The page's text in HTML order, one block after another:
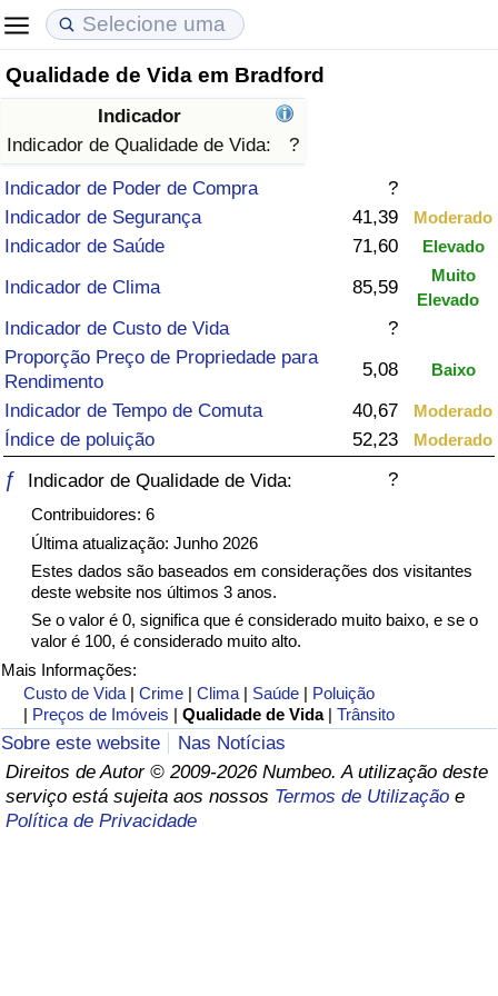
Qualidade de Vida em Bradford
Indicador
Indicador de Qualidade de Vida:
?
Indicador de Poder de Compra
?
Indicador de Segurança
41,39 Moderado
Indicador de Saúde 71,60 Elevado
Indicador de Clima 85,59
Muito
Elevado
Indicador de Custo de Vida
?
Proporção Preço de Propriedade para
Rendimento
5,08 Baixo
Indicador de Tempo de Comuta 40,67 Moderado
Índice de poluição 52,23 Moderado
ƒ Indicador de Qualidade de Vida: ?
Contribuidores: 6
Última atualização: Junho 2026
Estes dados são baseados em considerações dos visitantes
deste website nos últimos 3 anos.
Se o valor é 0, significa que é considerado muito baixo, e se o
valor é 100, é considerado muito alto.
Mais Informações:
Custo de Vida |Crime |Clima | Saúde | Poluição
| Preços de Imóveis |Qualidade de Vida |Trânsito
Sobre este website
Nas Notícias
Direitos de Autor © 2009-2026 Numbeo. A utilização deste
serviço está sujeita aos nossos Termos de Utilização e
Política de Privacidade
Custo de Vida
Indicador de Custo de Vida (Atual)
Indicador de Custo de Vida
Indicador de Custo de Vida Por País
Preços de Imóveis
Indicador de Preços de Imóveis (Atual)
Indicador de Preços de Imóveis
Indicador de Preços de Imóveis por País
Qualidade de Vida
Indicador de Qualidade de Vida
Indicador de Qualidade de Vida (Atual)
Índice de qualidade de vida por país
Taxa do Indicador de Crime (Atual)
Indicador de Crime
Índice de criminalidade por país
Saúde
Indicador de Saúde (Atual)
Indicador de Saúde
Indicador de Saúde por País
Poluição
Indicador de Poluição (Atual)